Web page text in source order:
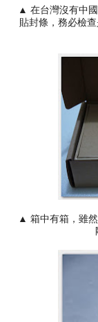
▲ 在台灣沒有中
貼封條，務必檢
▲ 箱中有箱，雖